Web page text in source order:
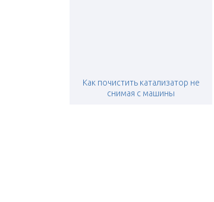
Как почистить катализатор не
снимая с машины